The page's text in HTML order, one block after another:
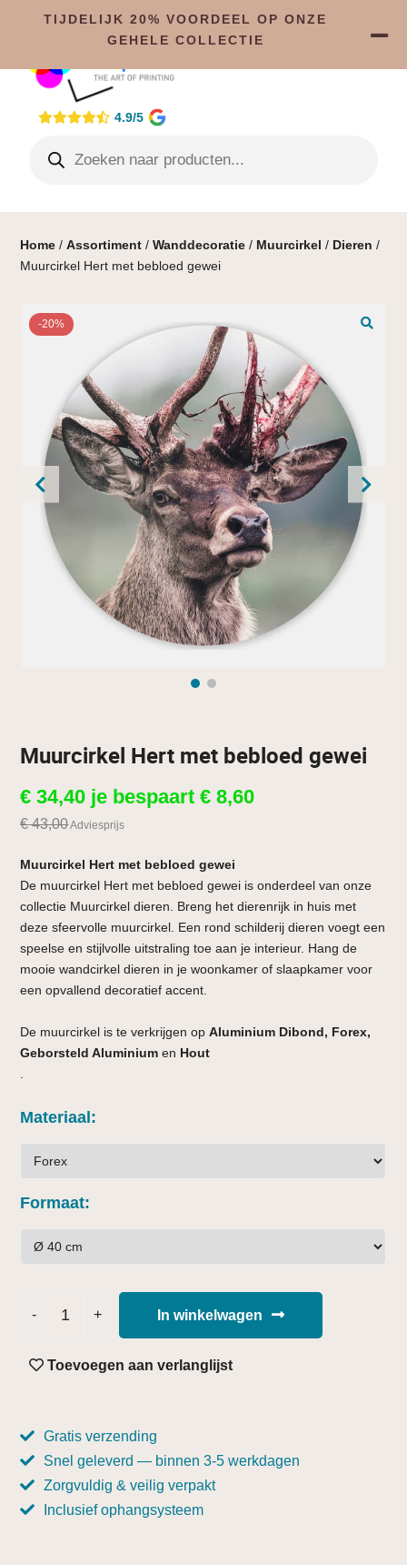
4.9/5
Home /Assortiment /Wanddecoratie / Muurcirkel / Dieren /
Muurcirkel Hert met bebloed gewei
-20%
Muurcirkel Hert met bebloed gewei
€ 34,40 je bespaart€ 8,60
€43,00Adviesprijs
Muurcirkel Hert met bebloed gewei
De muurcirkel Hert met bebloed gewei is onderdeel van onze
collectie Muurcirkel dieren. Breng het dierenrijk in huis met
deze sfeervolle muurcirkel. Een rond schilderij dieren voegt een
speelse en stijlvolle uitstraling toe aan je interieur. Hang de
mooie wandcirkel dieren in je woonkamer of slaapkamer voor
een opvallend decoratief accent.
De muurcirkel is te verkrijgen opAluminium Dibond, Forex,
Geborsteld Aluminium en Hout
Materiaal
Formaat
In winkelwagen
Toevoegen aan verlanglijst
Gratis verzending
Snel geleverd — binnen 3-5 werkdagen
Zorgvuldig & veilig verpakt
Inclusief ophangsysteem
TIJDELIJK 20% VOORDEEL OP ONZE
GEHELE COLLECTIE